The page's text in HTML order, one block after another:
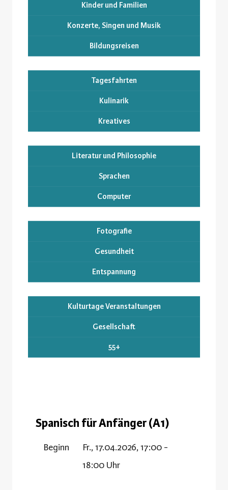
Kinder und Familien
Konzerte, Singen und Musik
Bildungsreisen
Tagesfahrten
Kulinarik
Kreatives
Literatur und Philosophie
Sprachen
Computer
Fotografie
Gesundheit
Entspannung
Kulturtage Veranstaltungen
Gesellschaft
55+
Spanisch für Anfänger (A1)
Beginn
Fr., 17.04.2026, 17:00 -
18:00 Uhr